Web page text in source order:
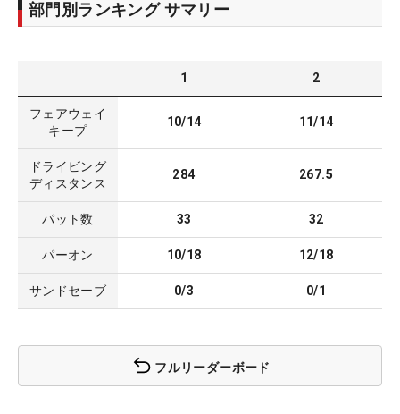
部門別ランキング サマリー
1 2
フェアウェイ
キープ
10/14 11/14
ドライビング
ディスタンス
284 267.5
パット数 33 32
パーオン 10/18 12/18
サンドセーブ 0/3 0/1
フルリーダーボード